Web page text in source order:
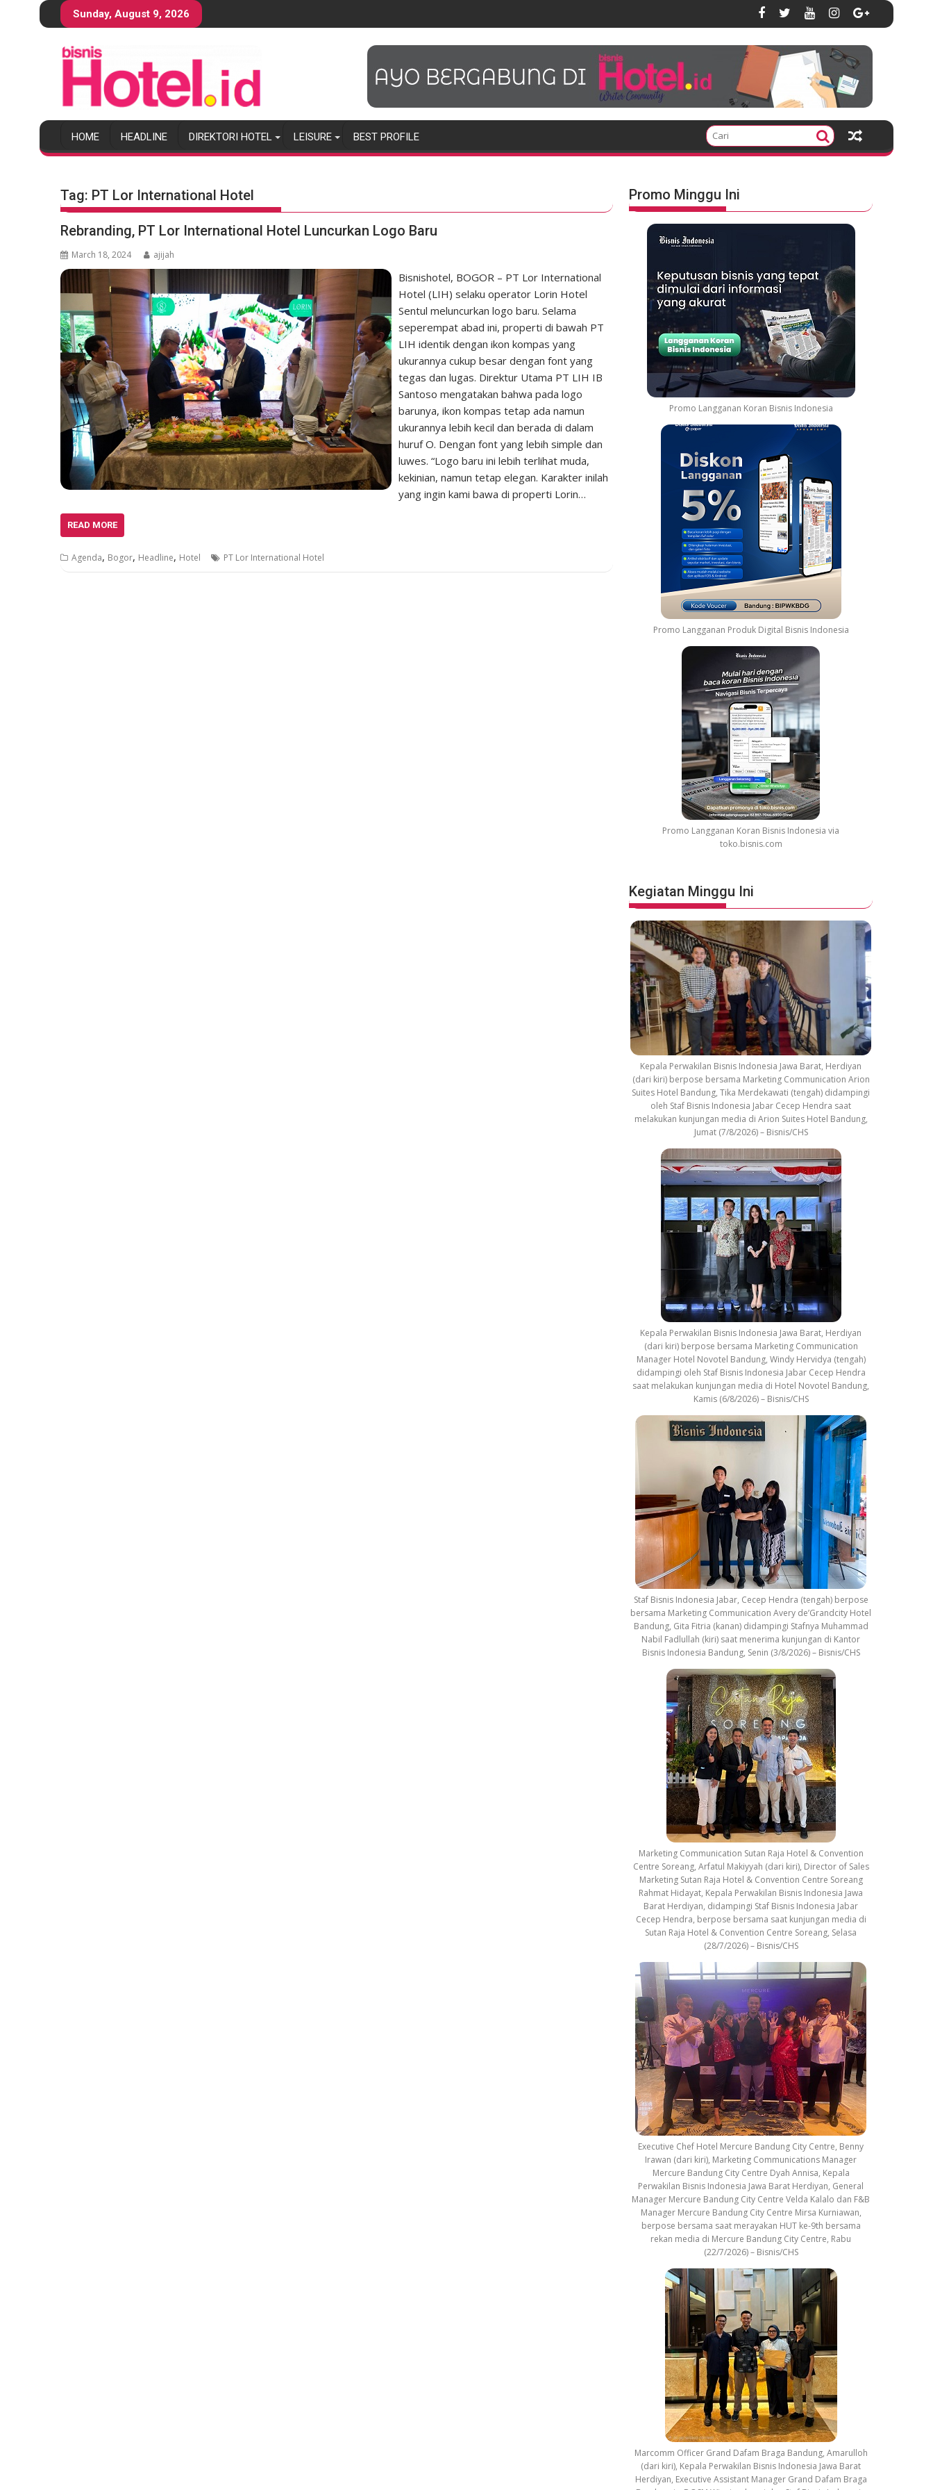
S
k
o
t
Sunday, August 9, 2026
HOME HEADLINE DIREKTORI HOTEL LEISURE BEST PROFILE
Tag: PT Lor International Hotel
Rebranding, PT Lor International Hotel Luncurkan Logo Baru
March 18, 2024 ajijah
Bisnishotel, BOGOR – PT Lor International
Hotel (LIH) selaku operator Lorin Hotel
Sentul meluncurkan logo baru. Selama
seperempat abad ini, properti di bawah PT
LIH identik dengan ikon kompas yang
ukurannya cukup besar dengan font yang
tegas dan lugas. Direktur Utama PT LIH IB
Santoso mengatakan bahwa pada logo
barunya, ikon kompas tetap ada namun
ukurannya lebih kecil dan berada di dalam
huruf O. Dengan font yang lebih simple dan
luwes. “Logo baru ini lebih terlihat muda,
kekinian, namun tetap elegan. Karakter inilah
yang ingin kami bawa di properti Lorin…
READ MORE
Agenda, Bogor, Headline, Hotel PT Lor International Hotel
Promo Minggu Ini
Promo Langganan Koran Bisnis Indonesia
Promo Langganan Produk Digital Bisnis Indonesia
Promo Langganan Koran Bisnis Indonesia via
toko.bisnis.com
Kegiatan Minggu Ini
Kepala Perwakilan Bisnis Indonesia Jawa Barat, Herdiyan
(dari kiri) berpose bersama Marketing Communication Arion
Suites Hotel Bandung, Tika Merdekawati (tengah) didampingi
oleh Staf Bisnis Indonesia Jabar Cecep Hendra saat
melakukan kunjungan media di Arion Suites Hotel Bandung,
Jumat (7/8/2026) – Bisnis/CHS
Kepala Perwakilan Bisnis Indonesia Jawa Barat, Herdiyan
(dari kiri) berpose bersama Marketing Communication
Manager Hotel Novotel Bandung, Windy Hervidya (tengah)
didampingi oleh Staf Bisnis Indonesia Jabar Cecep Hendra
saat melakukan kunjungan media di Hotel Novotel Bandung,
Kamis (6/8/2026) – Bisnis/CHS
Staf Bisnis Indonesia Jabar, Cecep Hendra (tengah) berpose
bersama Marketing Communication Avery de’Grandcity Hotel
Bandung, Gita Fitria (kanan) didampingi Stafnya Muhammad
Nabil Fadlullah (kiri) saat menerima kunjungan di Kantor
Bisnis Indonesia Bandung, Senin (3/8/2026) – Bisnis/CHS
Marketing Communication Sutan Raja Hotel & Convention
Centre Soreang, Arfatul Makiyyah (dari kiri), Director of Sales
Marketing Sutan Raja Hotel & Convention Centre Soreang
Rahmat Hidayat, Kepala Perwakilan Bisnis Indonesia Jawa
Barat Herdiyan, didampingi Staf Bisnis Indonesia Jabar
Cecep Hendra, berpose bersama saat kunjungan media di
Sutan Raja Hotel & Convention Centre Soreang, Selasa
(28/7/2026) – Bisnis/CHS
Executive Chef Hotel Mercure Bandung City Centre, Benny
Irawan (dari kiri), Marketing Communications Manager
Mercure Bandung City Centre Dyah Annisa, Kepala
Perwakilan Bisnis Indonesia Jawa Barat Herdiyan, General
Manager Mercure Bandung City Centre Velda Kalalo dan F&B
Manager Mercure Bandung City Centre Mirsa Kurniawan,
berpose bersama saat merayakan HUT ke-9th bersama
rekan media di Mercure Bandung City Centre, Rabu
(22/7/2026) – Bisnis/CHS
Marcomm Officer Grand Dafam Braga Bandung, Amarulloh
(dari kiri), Kepala Perwakilan Bisnis Indonesia Jawa Barat
Herdiyan, Executive Assistant Manager Grand Dafam Braga